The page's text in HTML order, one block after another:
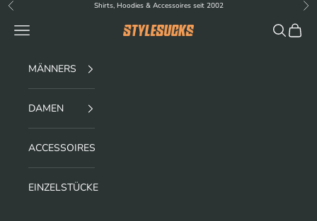
Zum Inhalt springen
Zurück Shirts, Hoodies & Accessoires seit 2002 Vor
stylesucks
Menü Suchen
MÄNNERS
DAMEN
ACCESSOIRES
EINZELSTÜCKE